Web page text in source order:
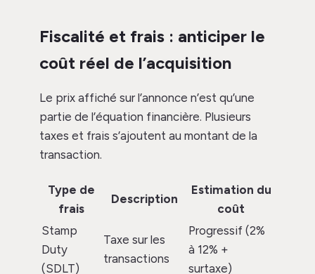
Fiscalité et frais : anticiper le
coût réel de l’acquisition
Le prix affiché sur l’annonce n’est qu’une
partie de l’équation financière. Plusieurs
taxes et frais s’ajoutent au montant de la
transaction.
Type de
frais
Description
Estimation du
coût
Stamp
Duty
(SDLT)
Taxe sur les
transactions
Progressif (2%
à 12% +
surtaxe)